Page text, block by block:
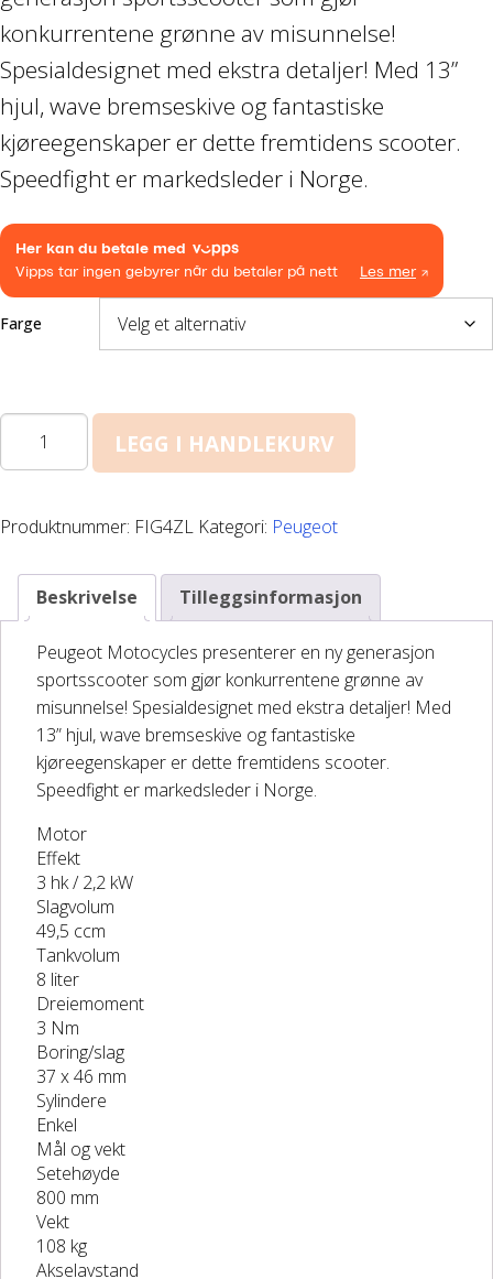
HAGE/SKOG
Honda Power Equipment
Stihl -Skog og Hage
Toro Snøfres
DELER OG TILBEHØR
GIVI – Bagasjesystem for MC
konkurrentene grønne av misunnelse!
Spesialdesignet med ekstra detaljer! Med 13”
hjul, wave bremseskive og fantastiske
kjøreegenskaper er dette fremtidens scooter.
Speedfight er markedsleder i Norge.
Farge
LEGG I HANDLEKURV
Produktnummer: FIG4ZL Kategori: Peugeot
Beskrivelse Tilleggsinformasjon
Peugeot Motocycles presenterer en ny generasjon
sportsscooter som gjør konkurrentene grønne av
misunnelse! Spesialdesignet med ekstra detaljer! Med
13” hjul, wave bremseskive og fantastiske
kjøreegenskaper er dette fremtidens scooter.
Speedfight er markedsleder i Norge.
Motor
Effekt
3 hk / 2,2 kW
Slagvolum
49,5 ccm
Tankvolum
8 liter
Dreiemoment
3 Nm
Boring/slag
37 x 46 mm
Sylindere
Enkel
Mål og vekt
Setehøyde
800 mm
Vekt
108 kg
Akselavstand